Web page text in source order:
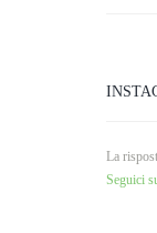
La
Seguici